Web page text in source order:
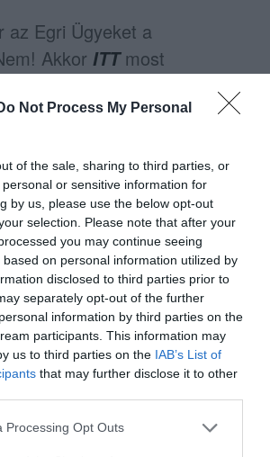
Not Process My Personal
of the sale, sharing to third parties, or
or sensitive information for
by us, please use the below opt-out
selection. Please note that after your
you may continue seeing
on personal information utilized by
disclosed to third parties prior to
separately opt-out of the further
information by third parties on the
participants. This information may
us to third parties on the IAB’s List of
that may further disclose it to other
website/app uses one or more Google
Processing Opt Outs
az Egri Ügyeket a
Akkor ITTmost
a legfrissebb hírekről, kövessen
ÜGYEK Google Hírek oldalán!